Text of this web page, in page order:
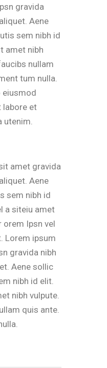
gravida
Aene
sem nibh id
amet nibh
nullam
tum nulla.
eiusmod
labore et
utenim.
amet gravida
Aene
sem nibh id
a siteiu amet
orem Ipsn vel
Lorem ipsum
gravida nibh
Aene sollic
nibh id elit.
nibh vulpute.
quis ante.